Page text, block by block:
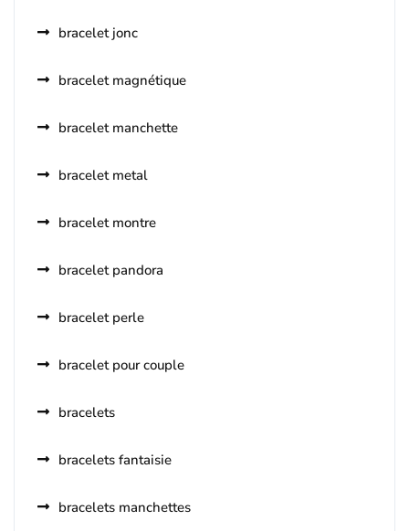
bracelet jonc
bracelet magnétique
bracelet manchette
bracelet metal
bracelet montre
bracelet pandora
bracelet perle
bracelet pour couple
bracelets
bracelets fantaisie
bracelets manchettes